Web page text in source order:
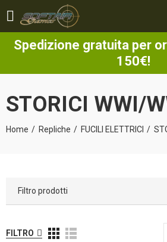
Spedizione gratuita per
150€!
STORICI WWI/
Home Repliche FUCILI ELETTRICI
Filtro prodotti
FILTRO